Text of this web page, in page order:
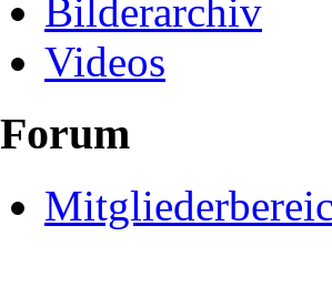
Bilderarchiv
Videos
Forum